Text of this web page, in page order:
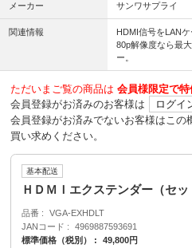
メーカー サンワサプライ
関連情報
HDMI信号をLAN
80p解像度なら最
ー。
ただいまご覧の商品は 会員様限定で
会員登録がお済みのお客様は
ログイ
会員登録がお済みでないお客様はこの
買い求めください。
基本配送
ＨＤＭＩエクステンダー（セッ
品番
VGA-EXHDLT
JANコード
4969887593691
標準価格（税別）
49,800円